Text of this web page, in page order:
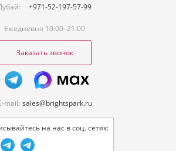
+971-52-197-57-99
Ежедневно 10:00–21:00
Заказать звонок
mail: sales@brightspark.ru
на нас в соц. сетях: